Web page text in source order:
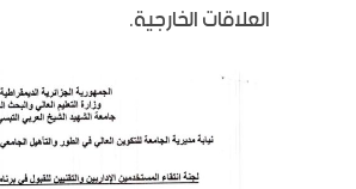
العلاقات الخارجية.